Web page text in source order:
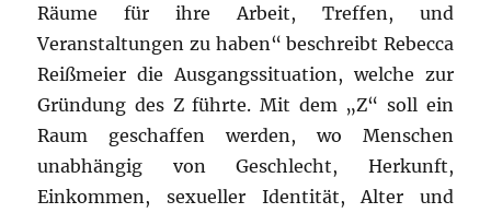
Räume für ihre Arbeit, Treffen, und
Veranstaltungen zu haben“ beschreibt Rebecca
Reißmeier die Ausgangssituation, welche zur
Gründung des Z führte. Mit dem „Z“ soll ein
Raum geschaffen werden, wo Menschen
unabhängig von Geschlecht, Herkunft,
Einkommen, sexueller Identität, Alter und